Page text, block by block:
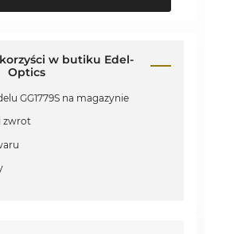
w butiku Edel-
Optics
GG1779S na magazynie
zwrot